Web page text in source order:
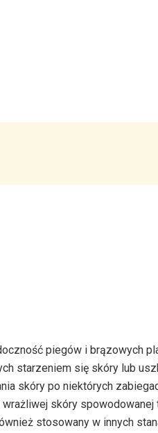
piegów i brązowych
starzeniem się skóry lub
skóry po niektórych
skóry
stosowany w innych